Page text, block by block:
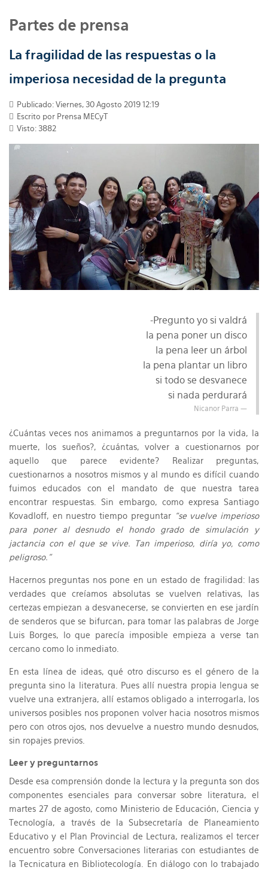
Partes de prensa
La fragilidad de las respuestas o la
imperiosa necesidad de la pregunta
Publicado: Viernes, 30 Agosto 2019 12:19
Escrito por Prensa MECyT
Visto: 3882
-Pregunto yo si valdrá
la pena poner un disco
la pena leer un árbol
la pena plantar un libro
si todo se desvanece
si nada perdurará
Nicanor Parra
¿Cuántas veces nos animamos a preguntarnos por la vida, la
muerte, los sueños?, ¿cuántas, volver a cuestionarnos por
aquello que parece evidente? Realizar preguntas,
cuestionarnos a nosotros mismos y al mundo es difícil cuando
fuimos educados con el mandato de que nuestra tarea
encontrar respuestas. Sin embargo, como expresa Santiago
Kovadloff, en nuestro tiempo preguntar “se vuelve imperioso
para poner al desnudo el hondo grado de simulación y
jactancia con el que se vive. Tan imperioso, diría yo, como
peligroso.”
Hacernos preguntas nos pone en un estado de fragilidad: las
verdades que creíamos absolutas se vuelven relativas, las
certezas empiezan a desvanecerse, se convierten en ese jardín
de senderos que se bifurcan, para tomar las palabras de Jorge
Luis Borges, lo que parecía imposible empieza a verse tan
cercano como lo inmediato.
En esta línea de ideas, qué otro discurso es el género de la
pregunta sino la literatura. Pues allí nuestra propia lengua se
vuelve una extranjera, allí estamos obligado a interrogarla, los
universos posibles nos proponen volver hacia nosotros mismos
pero con otros ojos, nos devuelve a nuestro mundo desnudos,
sin ropajes previos.
Leer y preguntarnos
Desde esa comprensión donde la lectura y la pregunta son dos
componentes esenciales para conversar sobre literatura, el
martes 27 de agosto, como Ministerio de Educación, Ciencia y
Tecnología, a través de la Subsecretaría de Planeamiento
Educativo y el Plan Provincial de Lectura, realizamos el tercer
encuentro sobre Conversaciones literarias con estudiantes de
la Tecnicatura en Bibliotecología. En diálogo con lo trabajado